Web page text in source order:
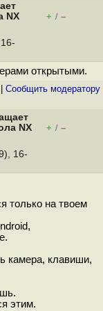
NX
+ / –
открытыми.
Cообщить модератору
NX
+ / –
16-
только на твоем
камера, клавиши,
этим.